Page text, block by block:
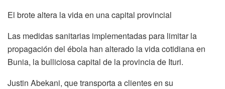
El brote altera la vida en una capital provincial
Las medidas sanitarias implementadas para limitar la
propagación del ébola han alterado la vida cotidiana en
Bunia, la bulliciosa capital de la provincia de Ituri.
Justin Abekani, que transporta a clientes en su